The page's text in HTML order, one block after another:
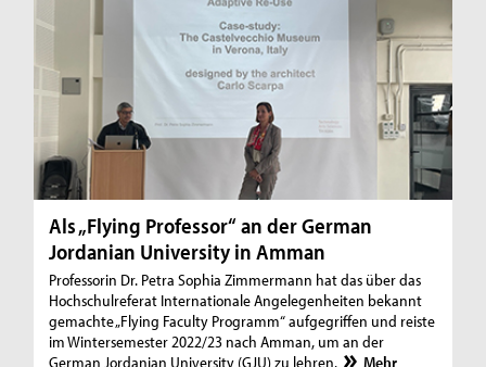
Als „Flying Professor“ an der German
Jordanian University in Amman
Professorin Dr. Petra Sophia Zimmermann hat das über das
Hochschulreferat Internationale Angelegenheiten bekannt
gemachte „Flying Faculty Programm“ aufgegriffen und reiste
im Wintersemester 2022/23 nach Amman, um an der
German Jordanian University (GJU) zu lehren.
Mehr